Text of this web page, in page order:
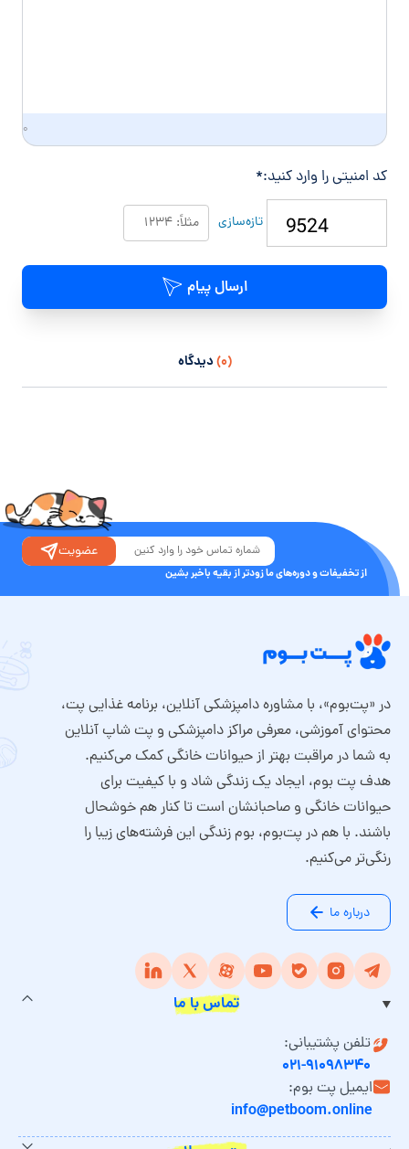
۰
کد امنیتی را وارد کنید:*
تازه‌سازی
ارسال پیام
(۰) دیدگاه
از تخفیفات و دوره‌های ما زودتر از بقیه باخبر بشین
عضویت
در «پت‌بوم»، با مشاوره دامپزشکی آنلاین، برنامه غذایی پت،
محتوای آموزشی، معرفی مراکز دامپزشکی و پت شاپ آنلاین
به شما در مراقبت بهتر از حیوانات خانگی کمک می‌کنیم.
هدف پت بوم، ایجاد یک زندگی شاد و با کیفیت برای
حیوانات خانگی و صاحبانشان است تا کنار هم خوشحال
باشند. با هم در پت‌بوم، بوم زندگی این فرشته‌های زیبا را
رنگی‌تر می‌کنیم.
درباره ما
تماس با ما
تلفن پشتیبانی:
۰۲۱-۹۱۰۹۸۳۴۰
ایمیل پت بوم:
info@petboom.online